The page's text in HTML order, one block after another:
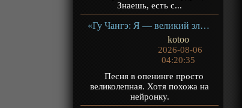
Знаешь, есть с...
«Гу Чангэ: Я — великий злодей Небесной Судьбы» ТВ-1
kotoo
2026-08-06
04:20:35
Песня в опенинге просто
великолепная. Хотя похожа на
нейронку.